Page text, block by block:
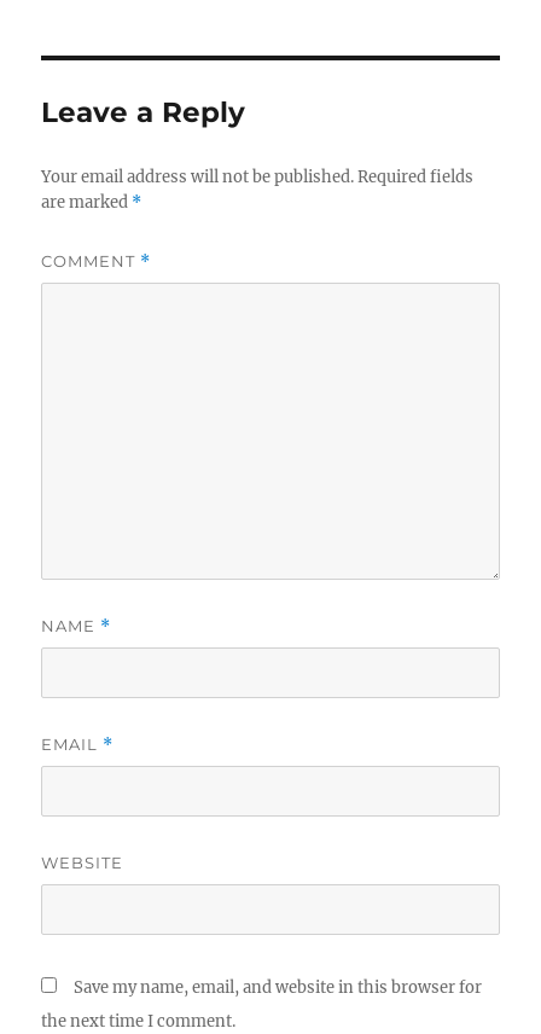
Leave a Reply
Your email address will not be published. Required fields
are marked *
COMMENT *
NAME *
EMAIL *
WEBSITE
Save my name, email, and website in this browser for
the next time I comment.